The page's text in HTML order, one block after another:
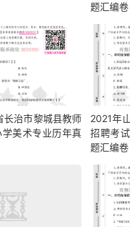
题汇编卷
长治市黎城县教师
美术专业历年真
2021年
招聘考
题汇编卷